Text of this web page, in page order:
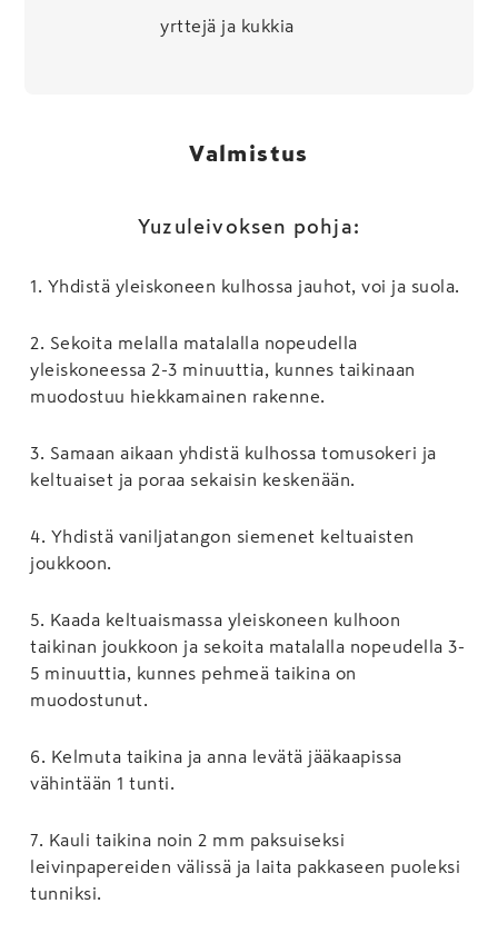
yrttejä ja kukkia
Valmistus
Yuzuleivoksen pohja:
1 Yhdistä yleiskoneen kulhossa jauhot, voi ja suola.
2
Sekoita melalla matalalla nopeudella
yleiskoneessa 2-3 minuuttia, kunnes taikinaan
muodostuu hiekkamainen rakenne.
3
Samaan aikaan yhdistä kulhossa tomusokeri ja
keltuaiset ja poraa sekaisin keskenään.
4
Yhdistä vaniljatangon siemenet keltuaisten
joukkoon.
5
Kaada keltuaismassa yleiskoneen kulhoon
taikinan joukkoon ja sekoita matalalla nopeudella 3-
5 minuuttia, kunnes pehmeä taikina on
muodostunut.
6
Kelmuta taikina ja anna levätä jääkaapissa
vähintään 1 tunti.
7
Kauli taikina noin 2 mm paksuiseksi
leivinpapereiden välissä ja laita pakkaseen puoleksi
tunniksi.